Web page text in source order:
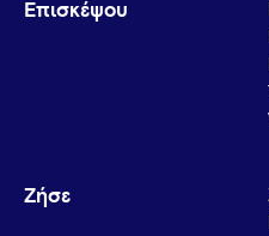
Επισκέψου
Ζήσε